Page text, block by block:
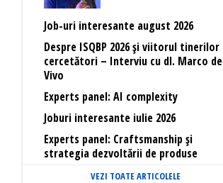
Job-uri interesante august 2026
Despre ISQBP 2026 și viitorul tinerilor
cercetători – Interviu cu dl. Marco de
Vivo
Experts panel: AI complexity
Joburi interesante iulie 2026
Experts panel: Craftsmanship și
strategia dezvoltării de produse
VEZI TOATE ARTICOLELE